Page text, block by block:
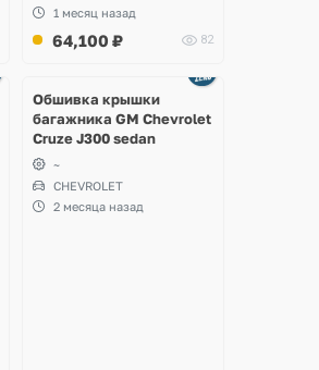
1 месяц назад
64,100 ₽ 82
Обшивка крышки
багажника GM Chevrolet
Cruze J300 sedan
~
CHEVROLET
2 месяца назад